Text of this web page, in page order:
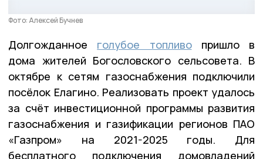
Фото: Алексей Бучнев
Долгожданное голубое топливопришло в
дома жителей Богословского сельсовета. В
октябре к сетям газоснабжения подключили
посёлок Елагино. Реализовать проект удалось
за счёт инвестиционной программы развития
газоснабжения и газификации регионов ПАО
«Газпром» на 2021-2025 годы. Для
бесплатного подключения домовладений